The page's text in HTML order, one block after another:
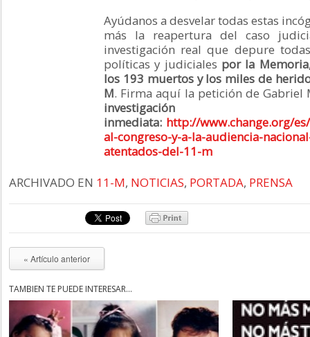
Ayúdanos a desvelar todas estas
más la reapertura del caso
investigación real que depure
políticas y judiciales por la
los 193 muertos y los miles de
M. Firma aquí la petición de Gabriel
investigación
inmediata: http://www.change.org/
al-congreso-y-a-la-audiencia-
atentados-del-11-m
ARCHIVADO EN 11-M, NOTICIAS, PORTADA, PRENSA
« Artículo anterior
TAMBIÉN TE PUEDE INTERESAR...